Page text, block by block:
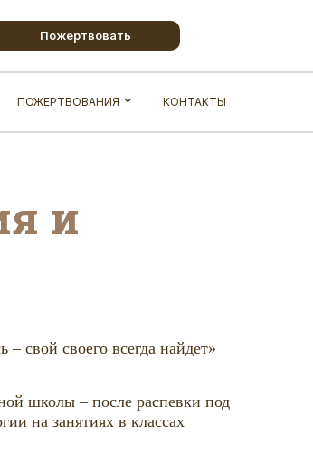
Пожертвовать
ПОЖЕРТВОВАНИЯ КОНТАКТЫ
и
свой своего всегда найдет»
школы – после распевки под
на занятиях в классах